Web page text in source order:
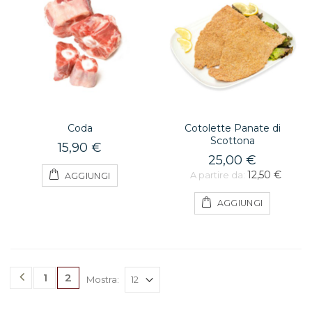
Coda
15,90 €
AGGIUNGI
Cotolette Panate di
Scottona
25,00 €
A partire da: 12,50 €
AGGIUNGI
1 2 Mostra: